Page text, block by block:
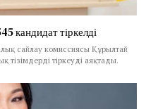
кандидат тіркелді
сайлау комиссиясы Құрылтай
тізімдерді тіркеуді аяқтады.